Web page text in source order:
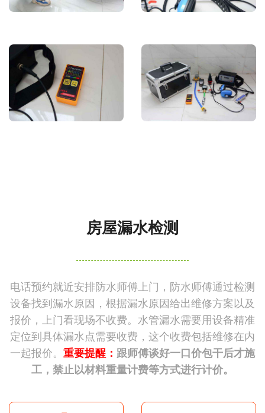
房屋漏水检测
电话预约就近安排防水师傅上门，防水师傅通过检测
设备找到漏水原因，根据漏水原因给出维修方案以及
报价，上门看现场不收费。水管漏水需要用设备精准
定位到具体漏水点需要收费，这个收费包括维修在内
一起报价。 重要提醒： 跟师傅谈好一口价包干后才施
工，禁止以材料重量计费等方式进行计价。